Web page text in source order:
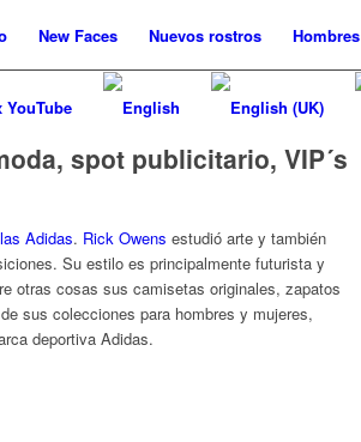
New Faces Nuevos rostros Hombres
YouTube
spot publicitario, VIP´s
Adidas. Rick Owens estudió arte y también
Su estilo es principalmente futurista y
otras cosas sus camisetas originales, zapatos
sus colecciones para hombres y mujeres,
deportiva Adidas.